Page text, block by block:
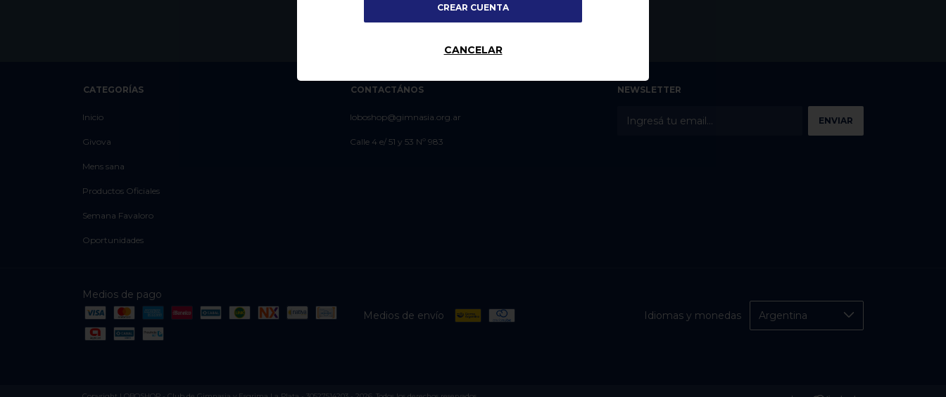
CATEGORÍAS
Inicio
Givova
Mens sana
Productos Oficiales
Semana Favaloro
Oportunidades
CONTACTÁNOS
loboshop@gimnasia.org.ar
Calle 4 e/ 51 y 53 Nº 983
NEWSLETTER
Medios de pago
Medios de envío
Idiomas y monedas
CREAR CUENTA
CANCELAR